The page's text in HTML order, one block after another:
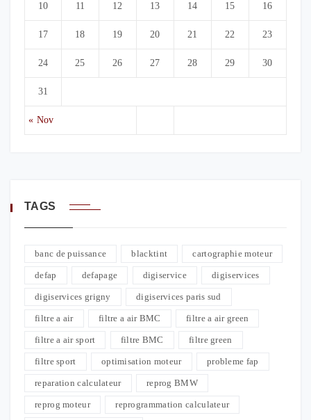
« Nov
10 11 12 13 14 15 16
17 18 19 20 21 22 23
24 25 26 27 28 29 30
31
TAGS
banc de puissance blacktint cartographie moteur
defap defapage digiservice digiservices
digiservices grigny digiservices paris sud
filtre a air filtre a air BMC filtre a air green
filtre a air sport filtre BMC filtre green
filtre sport optimisation moteur probleme fap
reparation calculateur reprog BMW
reprog moteur reprogrammation calculateur